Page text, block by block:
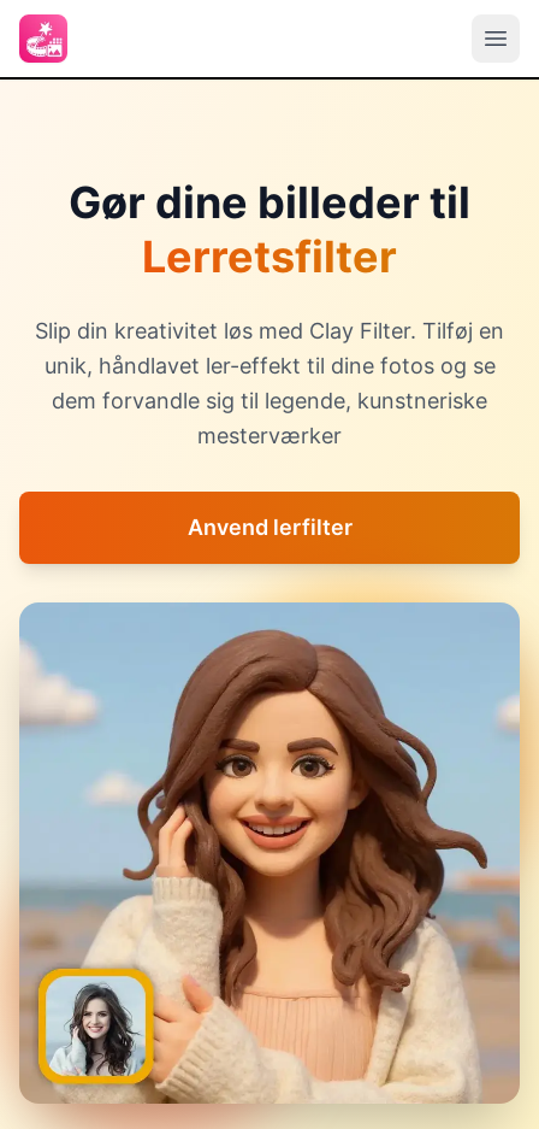
Gør dine billeder til
Lerretsfilter
Slip din kreativitet løs med Clay Filter. Tilføj en
unik, håndlavet ler-effekt til dine fotos og se
dem forvandle sig til legende, kunstneriske
mesterværker
Anvend lerfilter